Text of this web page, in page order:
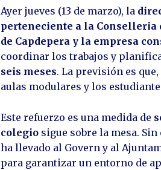
Ayer jueves (13 de marzo), la
perteneciente a la Conselleria
de Capdepera y la empresa
coordinar los trabajos y
seis meses. La previsión es que,
aulas modulares y los
Este refuerzo es una medida de
colegio sigue sobre la mesa.
ha llevado al Govern y al
para garantizar un entorno de